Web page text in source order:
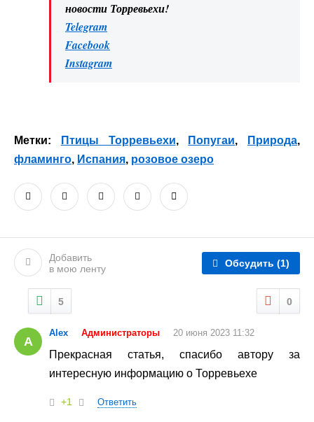
новости Торревьехи!
Telegram
Facebook
Instagram
Метки: Птицы Торревьехи, Попугаи, Природа,
фламинго, Испания, розовое озеро
Добавить
в мою ленту
Обсудить (1)
5 0
A
Alex Администраторы 20 июня 2023 11:32
Прекрасная статья, спасибо автору за
интересную информацию о Торревьехе
+1 Ответить